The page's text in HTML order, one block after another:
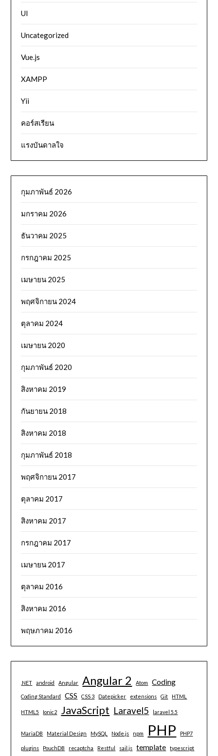
UI
Uncategorized
Vue.js
XAMPP
Yii
คอร์สเรียน
แรงบันดาลใจ
กุมภาพันธ์ 2026
มกราคม 2026
ธันวาคม 2025
กรกฎาคม 2025
เมษายน 2025
พฤศจิกายน 2024
ตุลาคม 2024
เมษายน 2020
กุมภาพันธ์ 2020
สิงหาคม 2019
กันยายน 2018
สิงหาคม 2018
กุมภาพันธ์ 2018
พฤศจิกายน 2017
ตุลาคม 2017
สิงหาคม 2017
กรกฎาคม 2017
เมษายน 2017
ตุลาคม 2016
สิงหาคม 2016
พฤษภาคม 2016
.NET android Angular Angular 2 Atom Coding
Coding Standard CSS CSS 3 Datepicker extensions Git HTML
HTML5 Ionic2 JavaScript Laravel5 laravel 5.5
MariaDB Material Design MySQL Node.js npm PHP PHP7
plugins PouchDB recaptcha Restful sail.js template typescript